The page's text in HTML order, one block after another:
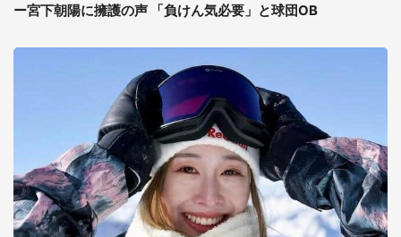
ー宮下朝陽に擁護の声 「負けん気必要」と球団OB